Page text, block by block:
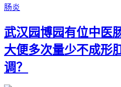
肠炎
武汉园博园有位中医
大便多次量少不成形
调？